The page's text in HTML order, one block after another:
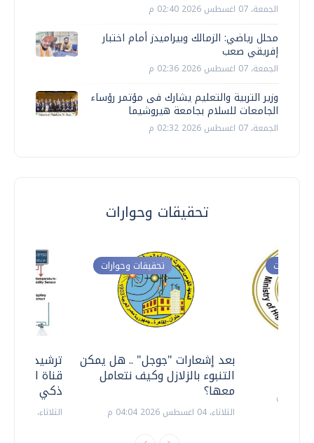
الجمعة، 07 اغسطس 2026 02:40 م
محلل رياضي: الزمالك وبيراميدز أمام اختبار
إفريقي صعب
الجمعة، 07 اغسطس 2026 02:36 م
وزير التربية والتعليم يشارك فى مؤتمر رؤساء
الجامعات للسلام بجامعة هيروشيما
الجمعة، 07 اغسطس 2026 02:32 م
تحقيقات وحوارات
ترشيدا
قناة
ذكي
الثلاثاء، 14 يوليو 2026 06:11 م
تحقيقات وحوارات
بعد إشعارات "جوجل" .. هل يمكن
التنبوء بالزلازل وكيف نتعامل
معها؟
الثلاثاء، 04 اغسطس 2026 04:04 م
وحوارات